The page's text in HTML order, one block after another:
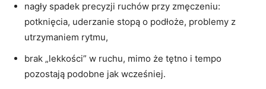
nagły spadek precyzji ruchów przy zmęczeniu:
potknięcia, uderzanie stopą o podłoże, problemy z
utrzymaniem rytmu,
brak „lekkości” w ruchu, mimo że tętno i tempo
pozostają podobne jak wcześniej.